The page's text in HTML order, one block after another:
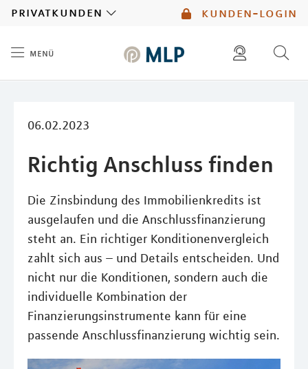
kunden-login
privatkunden
menü
06.02.2023
Richtig Anschluss finden
Die Zinsbindung des Immobilienkredits ist
ausgelaufen und die Anschlussﬁnanzierung
steht an. Ein richtiger Konditionenvergleich
zahlt sich aus – und Details entscheiden. Und
nicht nur die Konditionen, sondern auch die
individuelle Kombination der
Finanzierungsinstrumente kann für eine
passende Anschlussfinanzierung wichtig sein.